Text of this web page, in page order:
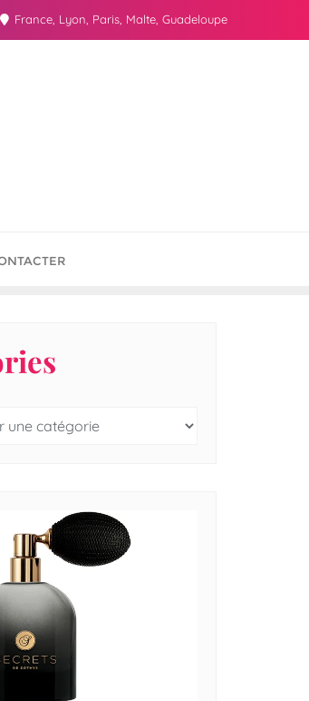
France, Lyon, Paris, Malte, Guadeloupe